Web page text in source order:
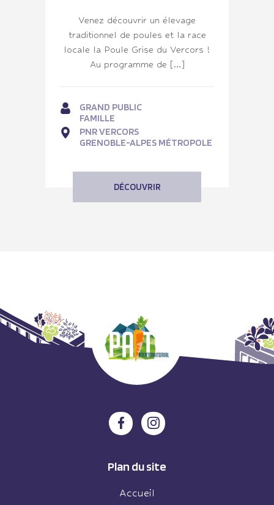
Venez découvrir un élevage
traditionnel de poules et la race
locale la Poule Grise du Vercors !
Au programme de […]
GRAND PUBLIC
FAMILLE
PNR VERCORS
GRENOBLE-ALPES MÉTROPOLE
DÉCOUVRIR
Plan du site
Accueil